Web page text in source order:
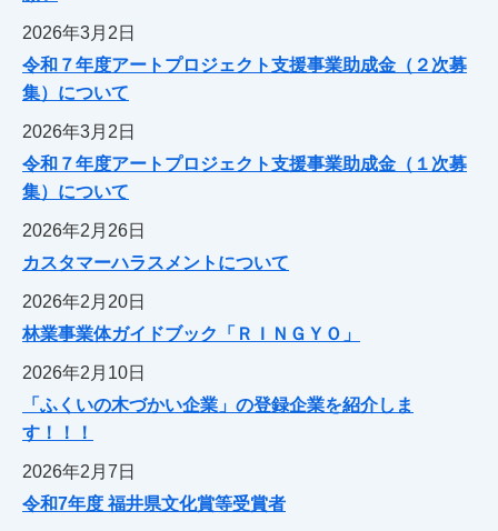
2026年3月2日
令和７年度アートプロジェクト支援事業助成金（２次募
集）について
2026年3月2日
令和７年度アートプロジェクト支援事業助成金（１次募
集）について
2026年2月26日
カスタマーハラスメントについて
2026年2月20日
林業事業体ガイドブック「ＲＩＮＧＹＯ」
2026年2月10日
「ふくいの木づかい企業」の登録企業を紹介しま
す！！！
2026年2月7日
令和7年度 福井県文化賞等受賞者